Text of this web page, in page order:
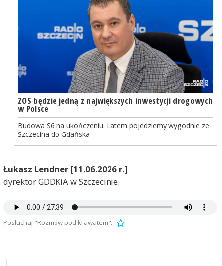
ZOS będzie jedną z największych inwestycji drogowych
w Polsce
Budowa S6 na ukończeniu. Latem pojedziemy wygodnie ze
Szczecina do Gdańska
Łukasz Lendner [11.06.2026 r.]
dyrektor GDDKiA w Szczecinie.
Posłuchaj "Rozmów pod krawatem".